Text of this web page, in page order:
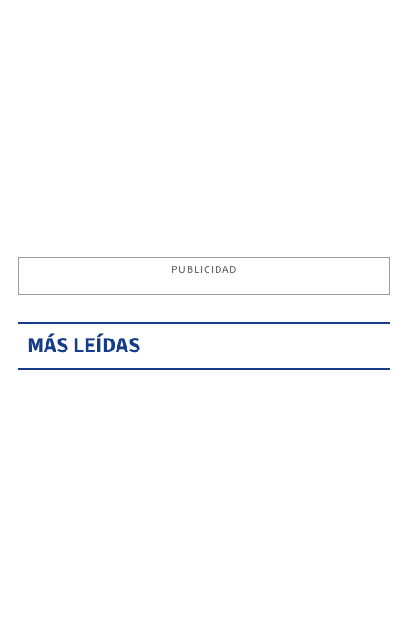
PUBLICIDAD
MÁS LEÍDAS